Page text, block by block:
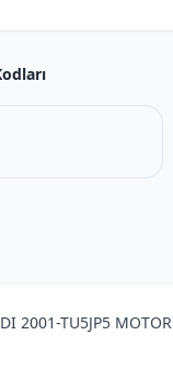
2001-TU5JP5 MOTOR